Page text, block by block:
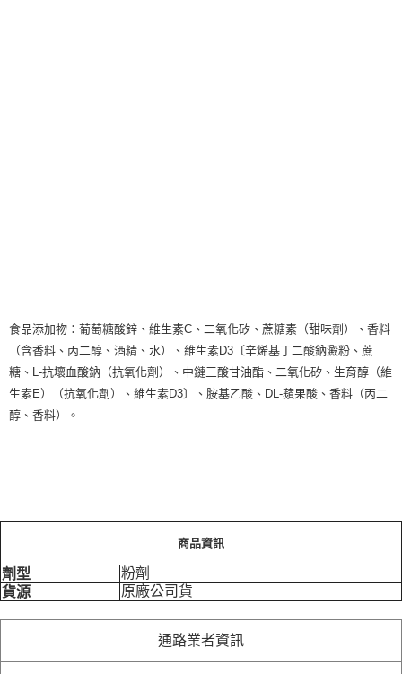
食品添加物：葡萄糖酸鋅、維生素C、二氧化矽、蔗糖素（甜味劑）、香料
（含香料、丙二醇、酒精、水）、維生素D3〔辛烯基丁二酸鈉澱粉、蔗
糖、L-抗壞血酸鈉（抗氧化劑）、中鏈三酸甘油酯、二氧化矽、生育醇（維
生素E）（抗氧化劑）、維生素D3〕、胺基乙酸、DL-蘋果酸、香料（丙二
醇、香料）。
商品資訊
劑型
粉劑
貨源
原廠公司貨
通路業者資訊